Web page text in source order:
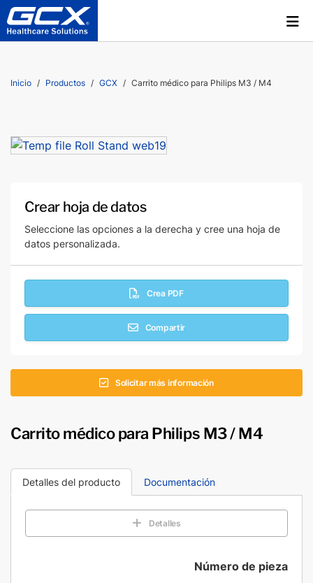
Inicio Productos GCX Carrito médico para Philips M3 / M4
Crear hoja de datos
Seleccione las opciones a la derecha y cree una hoja de
datos personalizada.
Crea PDF
Compartir
Solicitar más información
Carrito médico para Philips M3 / M4
Detalles del producto Documentación
Detalles
Número de pieza